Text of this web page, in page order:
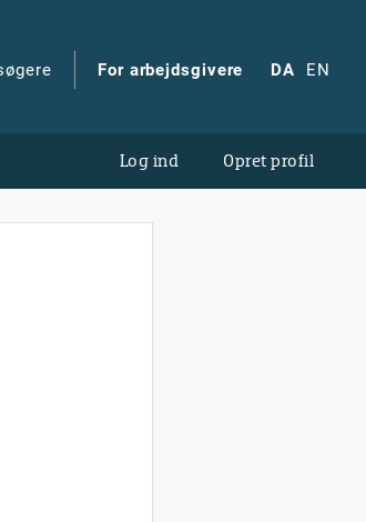
For arbejdsgivere DA EN
Log ind Opret profil